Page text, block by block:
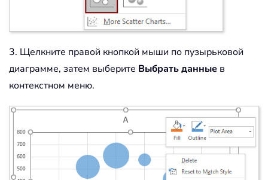
3. Щелкните правой кнопкой мыши по пузырьковой
диаграмме, затем выберите Выбрать данные в
контекстном меню.